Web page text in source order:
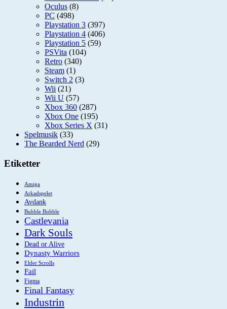
Oculus (8)
PC (498)
Playstation 3 (397)
Playstation 4 (406)
Playstation 5 (59)
PSVita (104)
Retro (340)
Steam (1)
Switch 2 (3)
Wii (21)
Wii U (57)
Xbox 360 (287)
Xbox One (195)
Xbox Series X (31)
Spelmusik (33)
The Bearded Nerd (29)
Etiketter
Amiga
Arkadspelet
Avdank
Bubble Bobble
Castlevania
Dark Souls
Dead or Alive
Dynasty Warriors
Elder Scrolls
Fail
Figma
Final Fantasy
Industrin